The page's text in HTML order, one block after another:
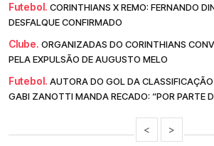
Futebol. CORINTHIANS X REMO: FERNANDO
DESFALQUE CONFIRMADO
Clube. ORGANIZADAS DO CORINTHIANS
PELA EXPULSÃO DE AUGUSTO MELO
Futebol. AUTORA DO GOL DA
GABI ZANOTTI MANDA RECADO: “POR PARTE
< >